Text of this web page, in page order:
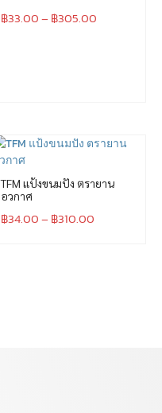
฿33.00– ฿305.00
TFM แป้งขนมปัง ตรายาน
อวกาศ
฿34.00– ฿310.00